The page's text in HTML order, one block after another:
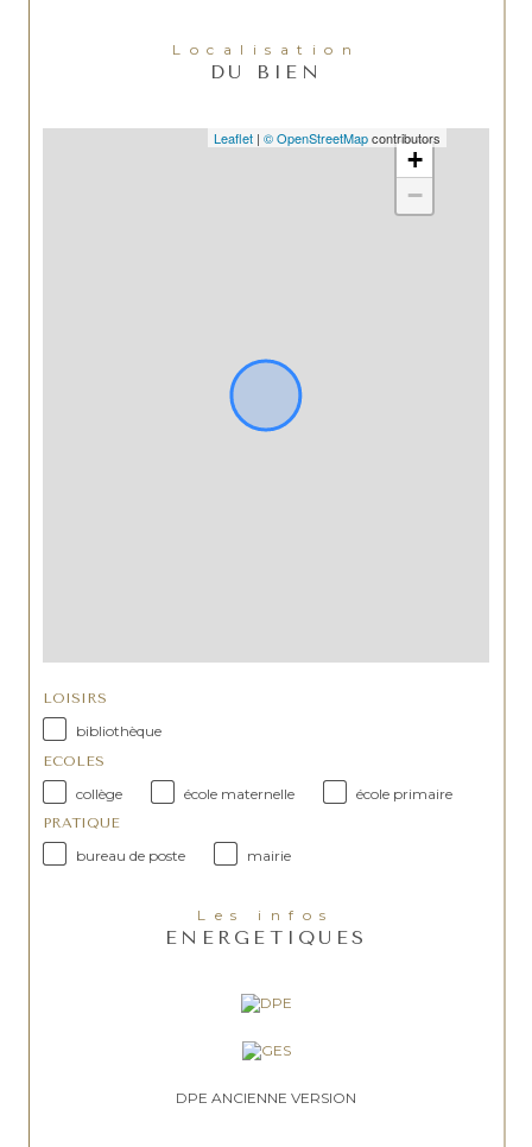
Localisation
DU BIEN
+
−
Leaflet | © OpenStreetMapcontributors
LOISIRS
bibliothèque
ECOLES
collège école maternelle école primaire
PRATIQUE
bureau de poste mairie
Les infos
ENERGETIQUES
DPE ANCIENNE VERSION